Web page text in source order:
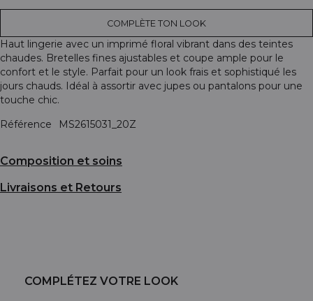
COMPLÈTE TON LOOK
Haut lingerie avec un imprimé floral vibrant dans des teintes
chaudes. Bretelles fines ajustables et coupe ample pour le
confort et le style. Parfait pour un look frais et sophistiqué les
jours chauds. Idéal à assortir avec jupes ou pantalons pour une
touche chic.
Référence
MS2615031_20Z
Composition et soins
Livraisons et Retours
COMPLÉTEZ VOTRE LOOK